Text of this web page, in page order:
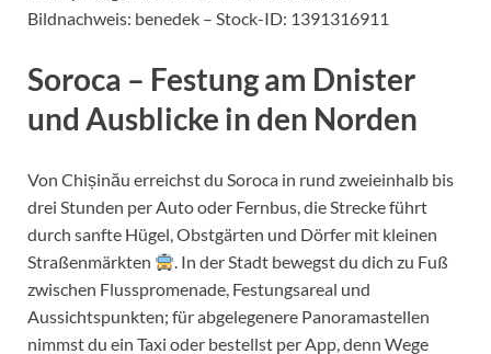
Bildnachweis: benedek – Stock-ID: 1391316911
Soroca – Festung am Dnister
und Ausblicke in den Norden
Von Chișinău erreichst du Soroca in rund zweieinhalb bis
drei Stunden per Auto oder Fernbus, die Strecke führt
durch sanfte Hügel, Obstgärten und Dörfer mit kleinen
Straßenmärkten
. In der Stadt bewegst du dich zu Fuß
zwischen Flusspromenade, Festungsareal und
Aussichtspunkten; für abgelegenere Panoramastellen
nimmst du ein Taxi oder bestellst per App, denn Wege